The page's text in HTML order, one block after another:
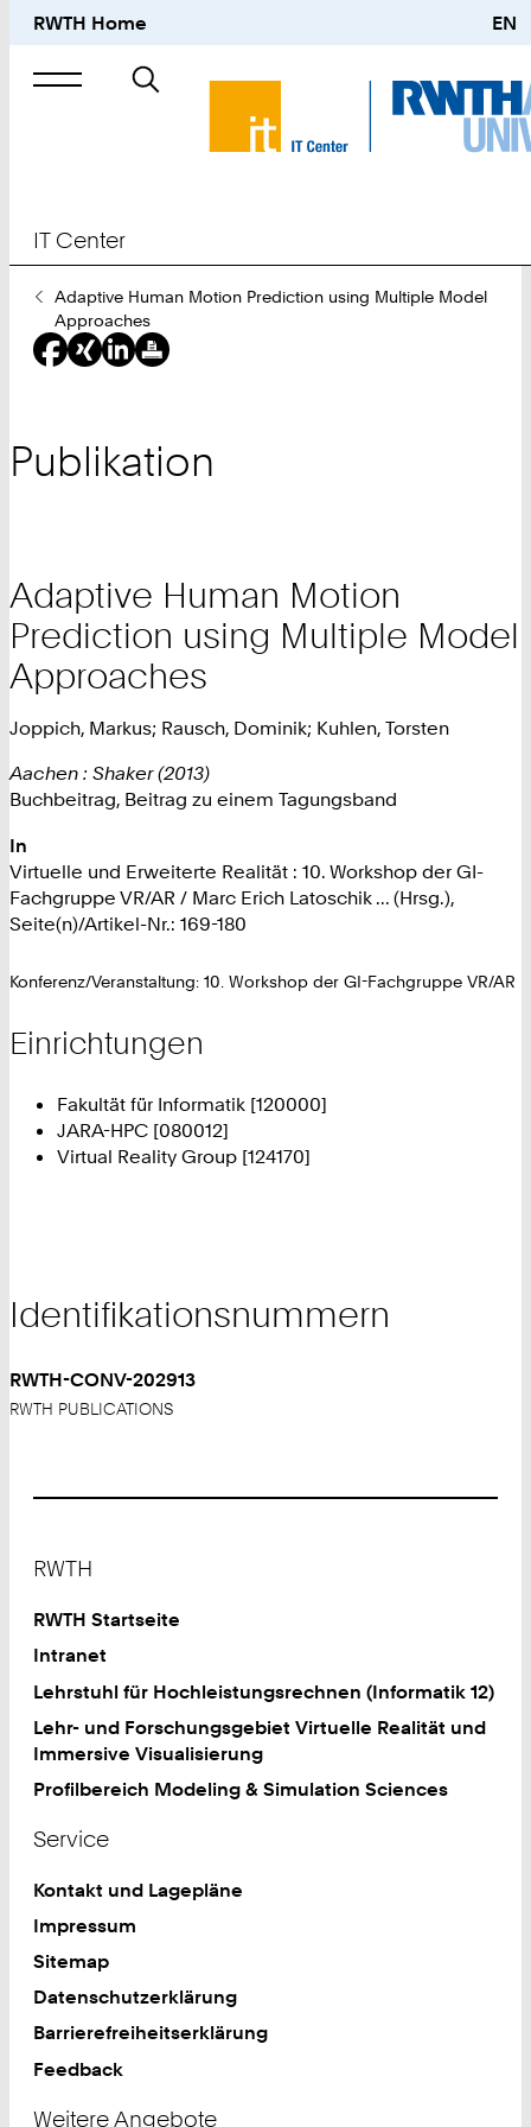
RWTH Home EN
Suche
nach
IT Center
Sie
sind
hier:
Adaptive Human Motion Prediction using Multiple Model
Approaches
Publikation
Adaptive Human Motion
Prediction using Multiple Model
Approaches
Joppich, Markus; Rausch, Dominik; Kuhlen, Torsten
Aachen : Shaker (2013)
Buchbeitrag, Beitrag zu einem Tagungsband
In
Virtuelle und Erweiterte Realität : 10. Workshop der GI-
Fachgruppe VR/AR / Marc Erich Latoschik ... (Hrsg.),
Seite(n)/Artikel-Nr.: 169-180
Konferenz/Veranstaltung: 10. Workshop der GI-Fachgruppe VR/AR
Einrichtungen
Fakultät für Informatik [120000]
JARA-HPC [080012]
Virtual Reality Group [124170]
Identifikationsnummern
RWTH-CONV-202913
RWTH PUBLICATIONS
RWTH
RWTH Startseite
Intranet
Lehrstuhl für Hochleistungsrechnen (Informatik 12)
Lehr- und Forschungsgebiet Virtuelle Realität und
Immersive Visualisierung
Profilbereich Modeling & Simulation Sciences
Service
Kontakt und Lagepläne
Impressum
Sitemap
Datenschutzerklärung
Barrierefreiheitserklärung
Feedback
Weitere Angebote